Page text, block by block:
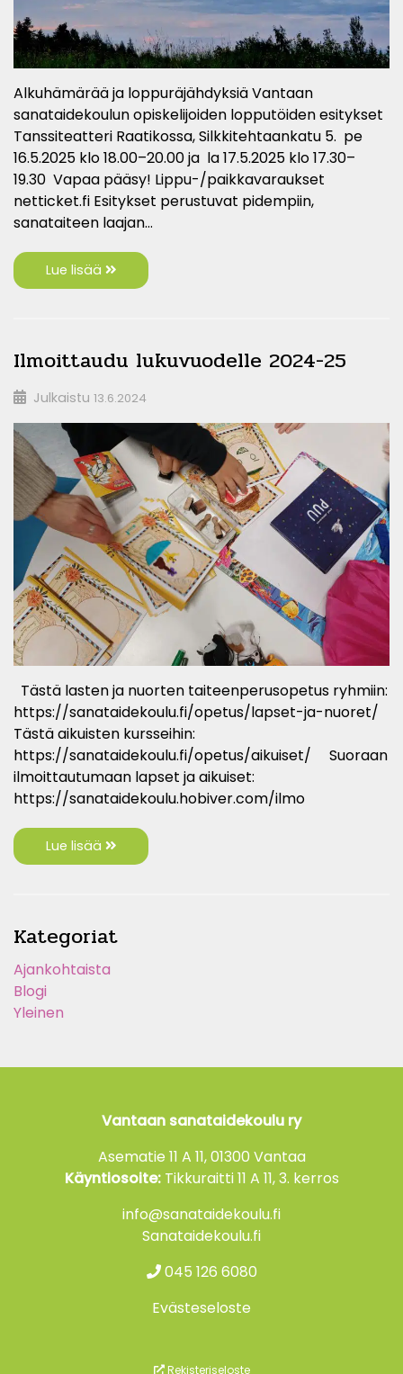
Alkuhämärää ja loppuräjähdyksiä Vantaan
sanataidekoulun opiskelijoiden lopputöiden esitykset
Tanssiteatteri Raatikossa, Silkkitehtaankatu 5. pe
16.5.2025 klo 18.00–20.00 ja la 17.5.2025 klo 17.30–
19.30 Vapaa pääsy! Lippu-/paikkavaraukset
netticket.fi Esitykset perustuvat pidempiin,
sanataiteen laajan…
Lue lisää
Ilmoittaudu lukuvuodelle 2024-25
Julkaistu 13.6.2024
Tästä lasten ja nuorten taiteenperusopetus ryhmiin:
https://sanataidekoulu.fi/opetus/lapset-ja-nuoret/
Tästä aikuisten kursseihin:
https://sanataidekoulu.fi/opetus/aikuiset/ Suoraan
ilmoittautumaan lapset ja aikuiset:
https://sanataidekoulu.hobiver.com/ilmo
Lue lisää
Kategoriat
Ajankohtaista
Blogi
Yleinen
Vantaan sanataidekoulu ry
Asematie 11 A 11, 01300 Vantaa
Käyntiosoite:Tikkuraitti 11 A 11, 3. kerros
info@sanataidekoulu.fi
Sanataidekoulu.fi
045 126 6080
Evästeseloste
Rekisteriseloste